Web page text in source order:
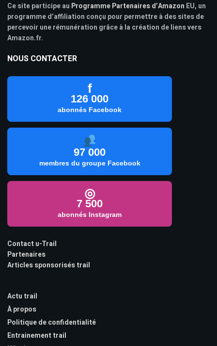
Ce site participe au Programme Partenaires d’Amazon EU, un
programme d’affiliation conçu pour permettre à des sites de
percevoir une rémunération grâce à la création de liens vers
Amazon.fr.
NOUS CONTACTER
f
126 000
abonnés Facebook
97 000
membres du groupe Facebook
◎
7 500
abonnés Instagram
Contact u-Trail
Partenaires
Articles sponsorisés trail
Actu trail
À propos
Politique de confidentialité
Entrainement trail